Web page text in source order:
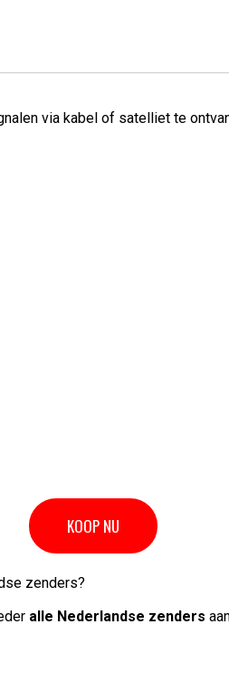
via kabel of satelliet te
KOOP NU
zenders?
alle Nederlandse zenders